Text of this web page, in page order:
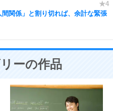
間関係」と割り切れば、余計な緊張
ーの作品